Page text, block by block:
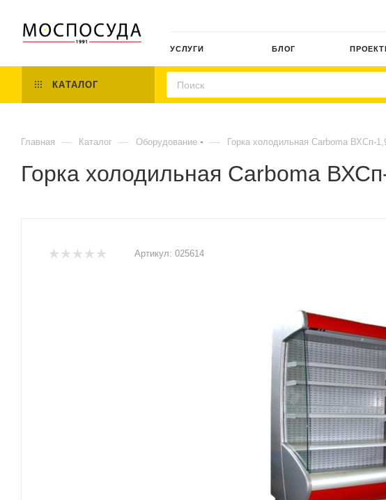
УСЛУГИ БЛОГ
КАТАЛОГ
Главная — Каталог — Оборудование — Горка холодильная Carboma ВХСп-
Горка холодильная Carboma
Артикул: 025614